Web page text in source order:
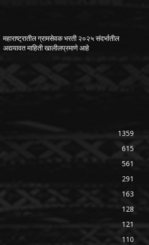
महाराष्ट्रातील ग्रामसेवक भरती २०२५ संदर्भातील
अद्ययावत माहिती खालीलप्रमाणे आहे
1359
615
561
291
163
128
121
110